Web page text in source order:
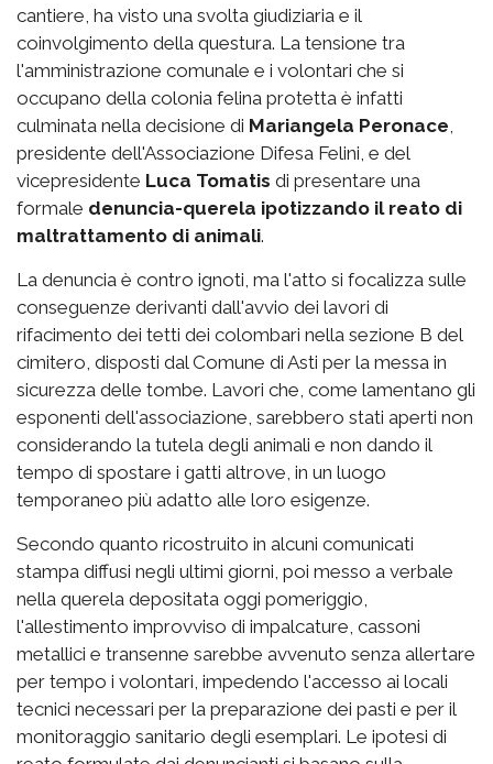
cantiere, ha visto una svolta giudiziaria e il
coinvolgimento della questura. La tensione tra
l'amministrazione comunale e i volontari che si
occupano della colonia felina protetta è infatti
culminata nella decisione di Mariangela Peronace
presidente dell'Associazione Difesa Felini, e del
vicepresidente Luca Tomatis di presentare una
formale denuncia-querela ipotizzando il reato di
maltrattamento di animali.
La denuncia è contro ignoti, ma l'atto si focalizza sulle
conseguenze derivanti dall'avvio dei lavori di
rifacimento dei tetti dei colombari nella sezione B del
cimitero, disposti dal Comune di Asti per la messa in
sicurezza delle tombe. Lavori che, come lamentano gli
esponenti dell'associazione, sarebbero stati aperti non
considerando la tutela degli animali e non dando il
tempo di spostare i gatti altrove, in un luogo
temporaneo più adatto alle loro esigenze.
Secondo quanto ricostruito in alcuni comunicati
stampa diffusi negli ultimi giorni, poi messo a verbale
nella querela depositata oggi pomeriggio,
l'allestimento improvviso di impalcature, cassoni
metallici e transenne sarebbe avvenuto senza allertare
per tempo i volontari, impedendo l'accesso ai locali
tecnici necessari per la preparazione dei pasti e per il
monitoraggio sanitario degli esemplari. Le ipotesi di